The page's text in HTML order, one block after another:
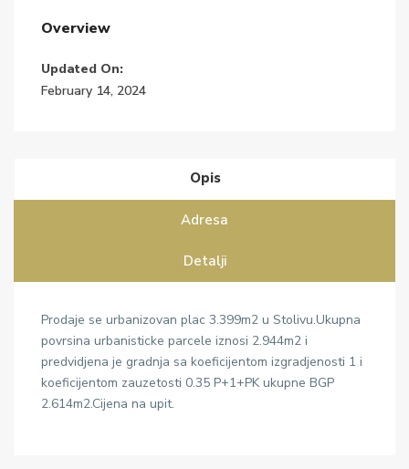
Overview
Updated On:
February 14, 2024
Opis
Adresa
Detalji
Prodaje se urbanizovan plac 3.399m2 u Stolivu.Ukupna
povrsina urbanisticke parcele iznosi 2.944m2 i
predvidjena je gradnja sa koeficijentom izgradjenosti 1 i
koeficijentom zauzetosti 0.35 P+1+PK ukupne BGP
2.614m2.Cijena na upit.